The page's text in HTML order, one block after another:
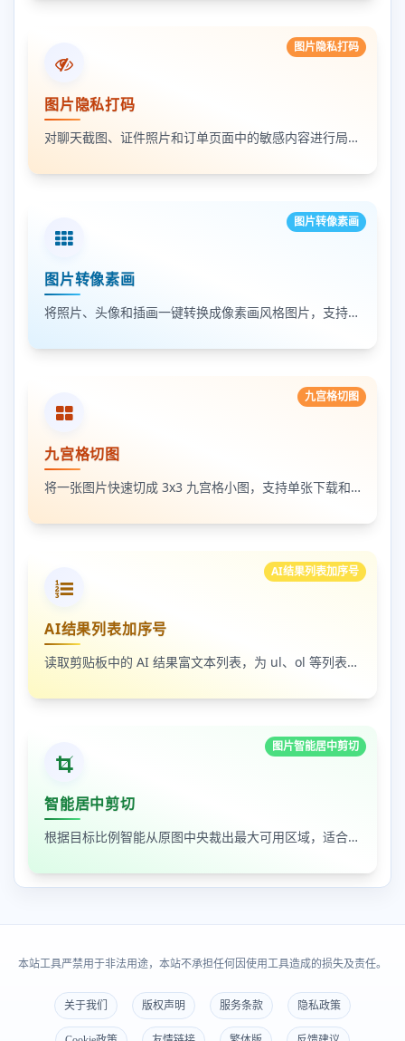
图片隐私打码
图片隐私打码
对聊天截图、证件照片和订单页面中的敏感内容进行局部打码，支持多次框选和重复处理
图片转像素画
图片转像素画
将照片、头像和插画一键转换成像素画风格图片，支持调节像素颗粒度、输出倍率和导出格式
九宫格切图
九宫格切图
将一张图片快速切成 3x3 九宫格小图，支持单张下载和 ZIP 打包下载
AI结果列表加序号
AI结果列表加序号
读取剪贴板中的 AI 结果富文本列表，为 ul、ol 等列表自动补 1-N 序号，支持富文本和纯文本输出
图片智能居中剪切
智能居中剪切
根据目标比例智能从原图中央裁出最大可用区域，适合封面图、缩略图和平台尺寸适配
本站工具严禁用于非法用途，本站不承担任何因使用工具造成的损失及责任。
关于我们 版权声明 服务条款 隐私政策